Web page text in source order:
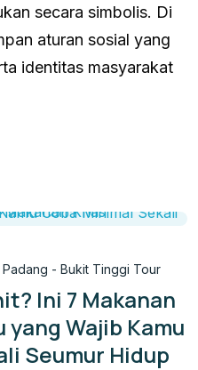
secara simbolis. Di
aturan sosial yang
identitas masyarakat
Padang - Bukit Tinggi Tour
Ini 7 Makanan
yang Wajib Kamu
Seumur Hidup